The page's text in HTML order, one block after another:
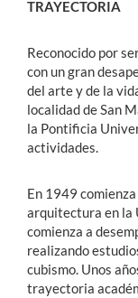
TRAYECTORIA
Reconocido por
con un gran
del arte y de la
localidad de San
la Pontificia
actividades.
En 1949
arquitectura en la
comienza a
realizando
cubismo. Unos
trayectoria